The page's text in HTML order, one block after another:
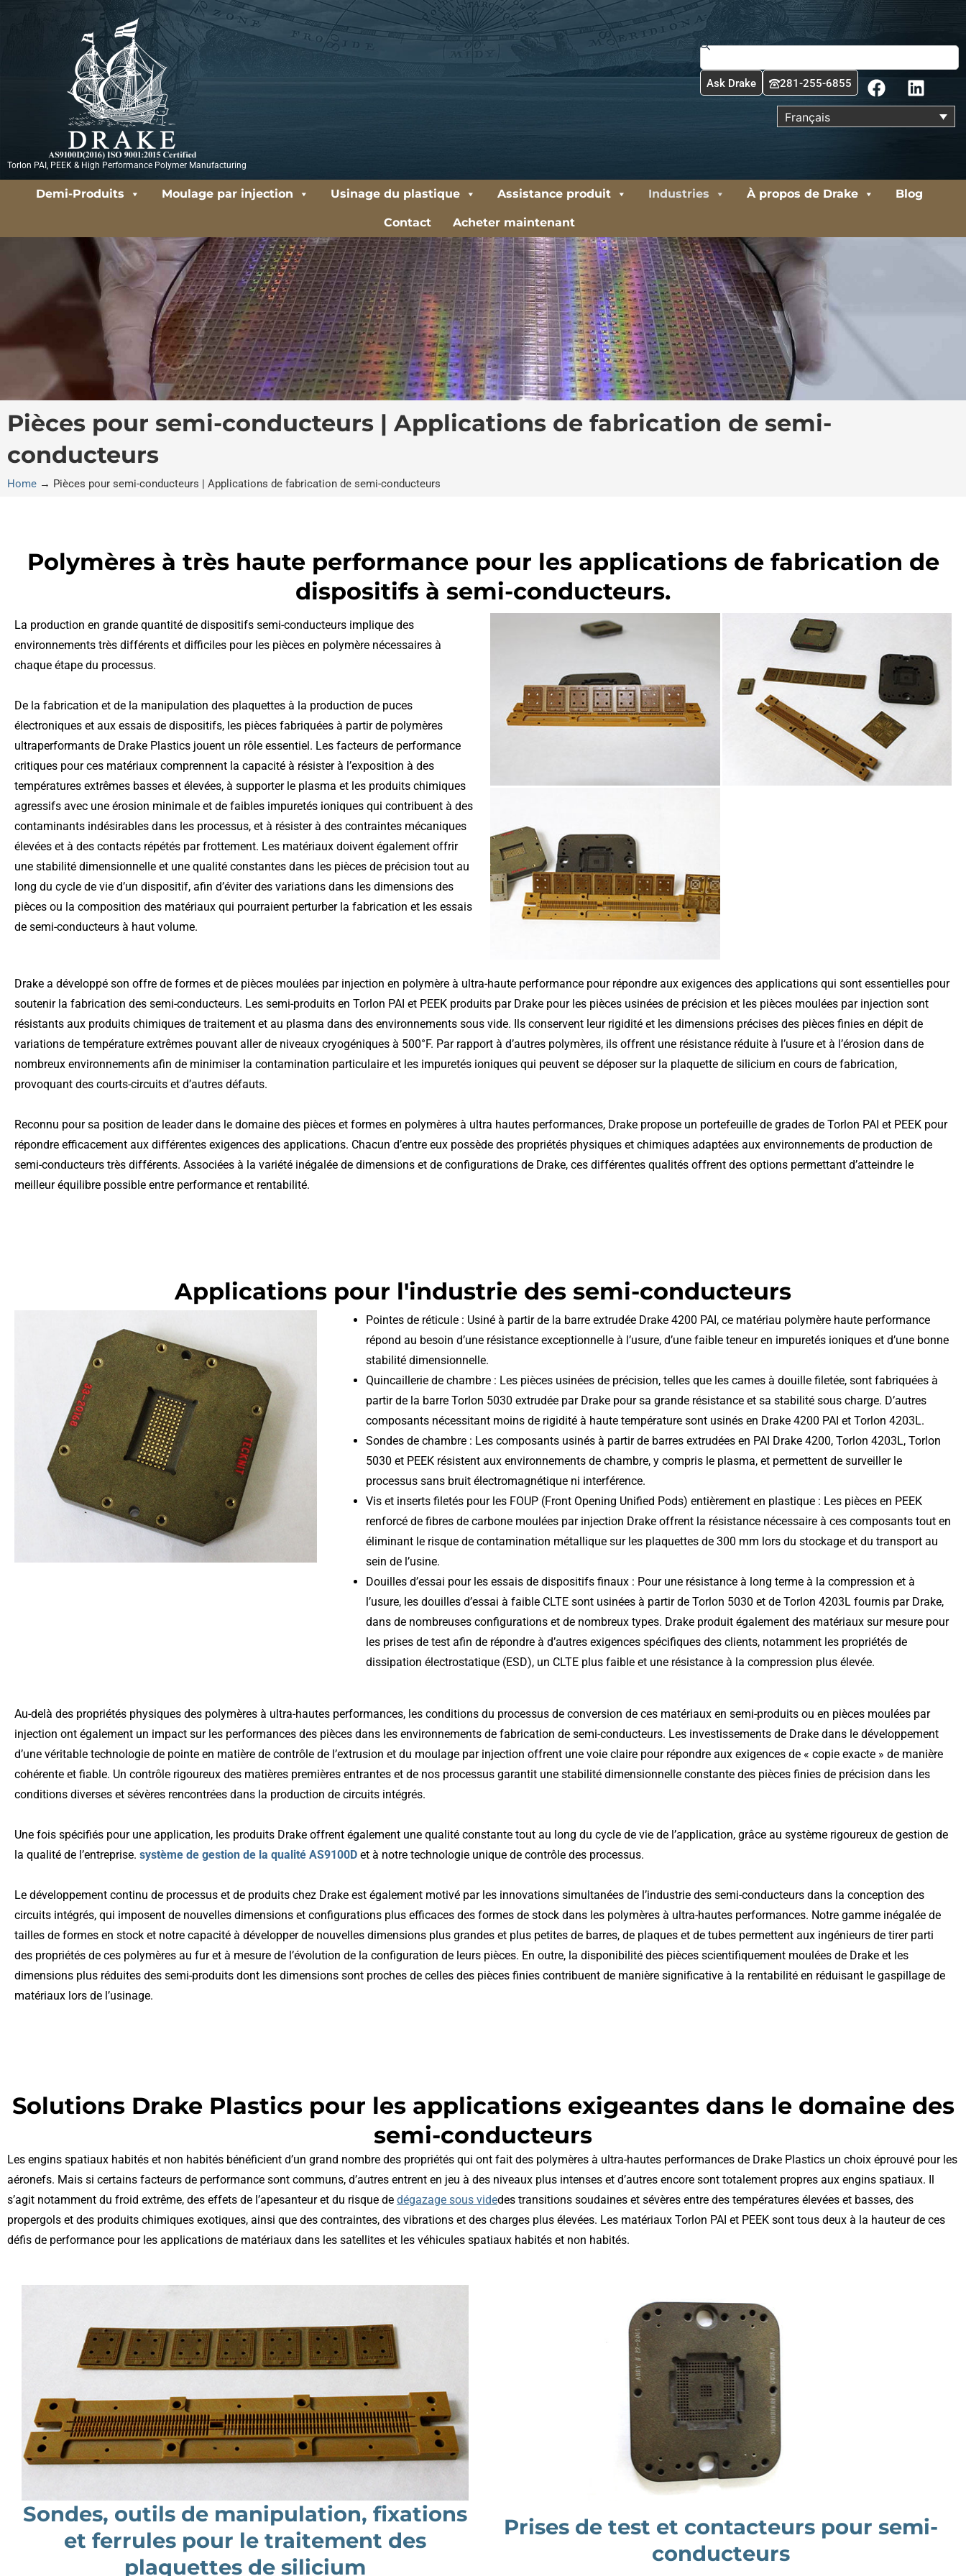
Torlon PAI, PEEK & High Performance Polymer Manufacturing
Rechercher
Ask Drake 281-255-6855
F
a
c
e
o
L
i
n
k
i
n
Français
Demi-Produits Moulage par injection Usinage du plastique Assistance produit Industries À propos de Drake Blog
Contact Acheter maintenant
Pièces pour semi-conducteurs | Applications de fabrication de semi-
conducteurs
Home → Pièces pour semi-conducteurs | Applications de fabrication de semi-conducteurs
Polymères à très haute performance pour les applications de fabrication de
dispositifs à semi-conducteurs.
La production en grande quantité de dispositifs semi-conducteurs implique des
environnements très différents et difficiles pour les pièces en polymère nécessaires à
chaque étape du processus.
De la fabrication et de la manipulation des plaquettes à la production de puces
électroniques et aux essais de dispositifs, les pièces fabriquées à partir de polymères
ultraperformants de Drake Plastics jouent un rôle essentiel. Les facteurs de performance
critiques pour ces matériaux comprennent la capacité à résister à l’exposition à des
températures extrêmes basses et élevées, à supporter le plasma et les produits chimiques
agressifs avec une érosion minimale et de faibles impuretés ioniques qui contribuent à des
contaminants indésirables dans les processus, et à résister à des contraintes mécaniques
élevées et à des contacts répétés par frottement. Les matériaux doivent également offrir
une stabilité dimensionnelle et une qualité constantes dans les pièces de précision tout au
long du cycle de vie d’un dispositif, afin d’éviter des variations dans les dimensions des
pièces ou la composition des matériaux qui pourraient perturber la fabrication et les essais
de semi-conducteurs à haut volume.
Drake a développé son offre de formes et de pièces moulées par injection en polymère à ultra-haute performance pour répondre aux exigences des applications qui sont essentielles pour
soutenir la fabrication des semi-conducteurs. Les semi-produits en Torlon PAI et PEEK produits par Drake pour les pièces usinées de précision et les pièces moulées par injection sont
résistants aux produits chimiques de traitement et au plasma dans des environnements sous vide. Ils conservent leur rigidité et les dimensions précises des pièces finies en dépit de
variations de température extrêmes pouvant aller de niveaux cryogéniques à 500°F. Par rapport à d’autres polymères, ils offrent une résistance réduite à l’usure et à l’érosion dans de
nombreux environnements afin de minimiser la contamination particulaire et les impuretés ioniques qui peuvent se déposer sur la plaquette de silicium en cours de fabrication,
provoquant des courts-circuits et d’autres défauts.
Reconnu pour sa position de leader dans le domaine des pièces et formes en polymères à ultra hautes performances, Drake propose un portefeuille de grades de Torlon PAI et PEEK pour
répondre efficacement aux différentes exigences des applications. Chacun d’entre eux possède des propriétés physiques et chimiques adaptées aux environnements de production de
semi-conducteurs très différents. Associées à la variété inégalée de dimensions et de configurations de Drake, ces différentes qualités offrent des options permettant d’atteindre le
meilleur équilibre possible entre performance et rentabilité.
Applications pour l'industrie des semi-conducteurs
Pointes de réticule : Usiné à partir de la barre extrudée Drake 4200 PAI, ce matériau polymère haute performance
répond au besoin d’une résistance exceptionnelle à l’usure, d’une faible teneur en impuretés ioniques et d’une bonne
stabilité dimensionnelle.
Quincaillerie de chambre : Les pièces usinées de précision, telles que les cames à douille filetée, sont fabriquées à
partir de la barre Torlon 5030 extrudée par Drake pour sa grande résistance et sa stabilité sous charge. D’autres
composants nécessitant moins de rigidité à haute température sont usinés en Drake 4200 PAI et Torlon 4203L.
Sondes de chambre : Les composants usinés à partir de barres extrudées en PAI Drake 4200, Torlon 4203L, Torlon
5030 et PEEK résistent aux environnements de chambre, y compris le plasma, et permettent de surveiller le
processus sans bruit électromagnétique ni interférence.
Vis et inserts filetés pour les FOUP (Front Opening Unified Pods) entièrement en plastique : Les pièces en PEEK
renforcé de fibres de carbone moulées par injection Drake offrent la résistance nécessaire à ces composants tout en
éliminant le risque de contamination métallique sur les plaquettes de 300 mm lors du stockage et du transport au
sein de l’usine.
Douilles d’essai pour les essais de dispositifs finaux : Pour une résistance à long terme à la compression et à
l’usure, les douilles d’essai à faible CLTE sont usinées à partir de Torlon 5030 et de Torlon 4203L fournis par Drake,
dans de nombreuses configurations et de nombreux types. Drake produit également des matériaux sur mesure pour
les prises de test afin de répondre à d’autres exigences spécifiques des clients, notamment les propriétés de
dissipation électrostatique (ESD), un CLTE plus faible et une résistance à la compression plus élevée.
Au-delà des propriétés physiques des polymères à ultra-hautes performances, les conditions du processus de conversion de ces matériaux en semi-produits ou en pièces moulées par
injection ont également un impact sur les performances des pièces dans les environnements de fabrication de semi-conducteurs. Les investissements de Drake dans le développement
d’une véritable technologie de pointe en matière de contrôle de l’extrusion et du moulage par injection offrent une voie claire pour répondre aux exigences de « copie exacte » de manière
cohérente et fiable. Un contrôle rigoureux des matières premières entrantes et de nos processus garantit une stabilité dimensionnelle constante des pièces finies de précision dans les
conditions diverses et sévères rencontrées dans la production de circuits intégrés.
Une fois spécifiés pour une application, les produits Drake offrent également une qualité constante tout au long du cycle de vie de l’application, grâce au système rigoureux de gestion de
la qualité de l’entreprise. système de gestion de la qualité AS9100D et à notre technologie unique de contrôle des processus.
Le développement continu de processus et de produits chez Drake est également motivé par les innovations simultanées de l’industrie des semi-conducteurs dans la conception des
circuits intégrés, qui imposent de nouvelles dimensions et configurations plus efficaces des formes de stock dans les polymères à ultra-hautes performances. Notre gamme inégalée de
tailles de formes en stock et notre capacité à développer de nouvelles dimensions plus grandes et plus petites de barres, de plaques et de tubes permettent aux ingénieurs de tirer parti
des propriétés de ces polymères au fur et à mesure de l’évolution de la configuration de leurs pièces. En outre, la disponibilité des pièces scientifiquement moulées de Drake et les
dimensions plus réduites des semi-produits dont les dimensions sont proches de celles des pièces finies contribuent de manière significative à la rentabilité en réduisant le gaspillage de
matériaux lors de l’usinage.
Solutions Drake Plastics pour les applications exigeantes dans le domaine des
semi-conducteurs
Les engins spatiaux habités et non habités bénéficient d’un grand nombre des propriétés qui ont fait des polymères à ultra-hautes performances de Drake Plastics un choix éprouvé pour les
aéronefs. Mais si certains facteurs de performance sont communs, d’autres entrent en jeu à des niveaux plus intenses et d’autres encore sont totalement propres aux engins spatiaux. Il
s’agit notamment du froid extrême, des effets de l’apesanteur et du risque de dégazage sous videdes transitions soudaines et sévères entre des températures élevées et basses, des
propergols et des produits chimiques exotiques, ainsi que des contraintes, des vibrations et des charges plus élevées. Les matériaux Torlon PAI et PEEK sont tous deux à la hauteur de ces
défis de performance pour les applications de matériaux dans les satellites et les véhicules spatiaux habités et non habités.
Sondes, outils de manipulation, fixations
et ferrules pour le traitement des
plaquettes de silicium
Prises de test et contacteurs pour semi-
conducteurs